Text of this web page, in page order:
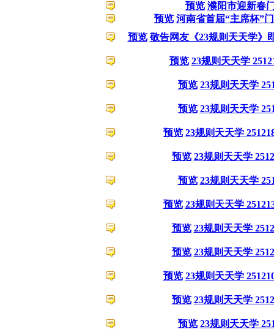
预览 濮阳市迎新春
预览 河南省首届“主席杯”
预览 敬告网友《23规则天天学》
预览 23规则天天学
预览 23规则天天学
预览 23规则天天学
预览 23规则天天学
预览 23规则天天学
预览 23规则天天学
预览 23规则天天学
预览 23规则天天学
预览 23规则天天学
预览 23规则天天学
预览 23规则天天学
预览 23规则天天学